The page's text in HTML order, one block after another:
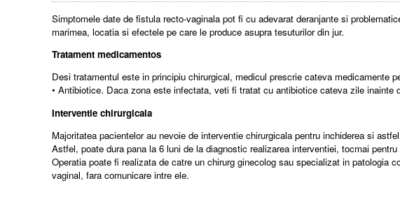
Simptomele date de fistula recto-vaginala pot fi cu adevarat deranjante si
marimea, locatia si efectele pe care le produce asupra tesuturilor din jur.
Tratament medicamentos
Desi tratamentul este in principiu chirurgical, medicul prescrie cateva medicamente
• Antibiotice. Daca zona este infectata, veti fi tratat cu antibiotice cateva zile
Interventie chirurgicala
Majoritatea pacientelor au nevoie de interventie chirurgicala pentru inchiderea si
Astfel, poate dura pana la 6 luni de la diagnostic realizarea interventiei, tocmai
Operatia poate fi realizata de catre un chirurg ginecolog sau specializat in
vaginal, fara comunicare intre ele.